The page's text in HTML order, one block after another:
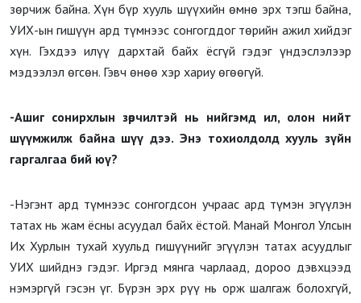
зөрчиж байна. Хүн бүр хууль шүүхийн өмнө эрх тэгш байна,
УИХ-ын гишүүн ард түмнээс сонгогддог төрийн ажил хийдэг
хүн. Гэхдээ илүү дархтай байх ёсгүй гэдэг үндэслэлээр
мэдээлэл өгсөн. Гэвч өнөө хэр хариу өгөөгүй.
-Ашиг сонирхлын зөрчилтэй нь нийгэмд ил, олон нийт
шүүмжилж байна шүү дээ. Энэ тохиолдолд хууль зүйн
гаргалгаа бий юү?
-Нэгэнт ард түмнээс сонгогдсон учраас ард түмэн эгүүлэн
татах нь жам ёсны асуудал байх ёстой. Манай Монгол Улсын
Их Хурлын тухай хуульд гишүүнийг эгүүлэн татах асуудлыг
УИХ шийднэ гэдэг. Иргэд мянга чарлаад, дороо дэвхцээд
нэмэргүй гэсэн үг. Бүрэн эрх рүү нь орж шалгаж болохгүй,